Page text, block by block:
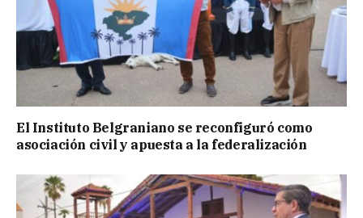
El Instituto Belgraniano se reconfiguró como
asociación civil y apuesta a la federalización